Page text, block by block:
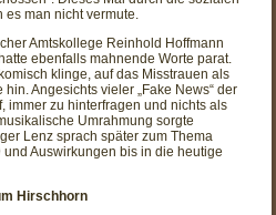
man nicht vermute.
Amtskollege Reinhold Hoffmann
ebenfalls mahnende Worte parat.
klinge, auf das Misstrauen als
Angesichts vieler „Fake News“ der
immer zu hinterfragen und nichts als
Umrahmung sorgte
Lenz sprach später zum Thema
und Auswirkungen bis in die heutige
Hirschhorn